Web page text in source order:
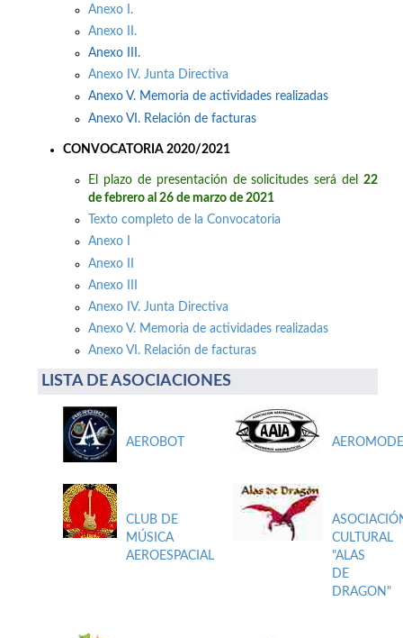
Anexo I.
Anexo II.
Anexo III.
Anexo IV. Junta Directiva
Anexo V. Memoria de actividades realizadas
Anexo VI. Relación de facturas
CONVOCATORIA 2020/2021
El plazo de presentación de solicitudes será del 22
de febrero al 26 de marzo de 2021
Texto completo de la Convocatoria
Anexo I
Anexo II
Anexo III
Anexo IV. Junta Directiva
Anexo V. Memoria de actividades realizadas
Anexo VI. Relación de facturas
LISTA DE ASOCIACIONES
AEROBOT
CLUB DE
MÚSICA
AEROESPACIAL
CULTURAL
"ALAS
DE
DRAGON"